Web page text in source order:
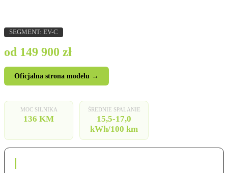
SEGMENT: EV-C
od 149 900 zł
Oficjalna strona modelu →
MOC SILNIKA
136 KM
ŚREDNIE SPALANIE
15,5-17,0
kWh/100 km